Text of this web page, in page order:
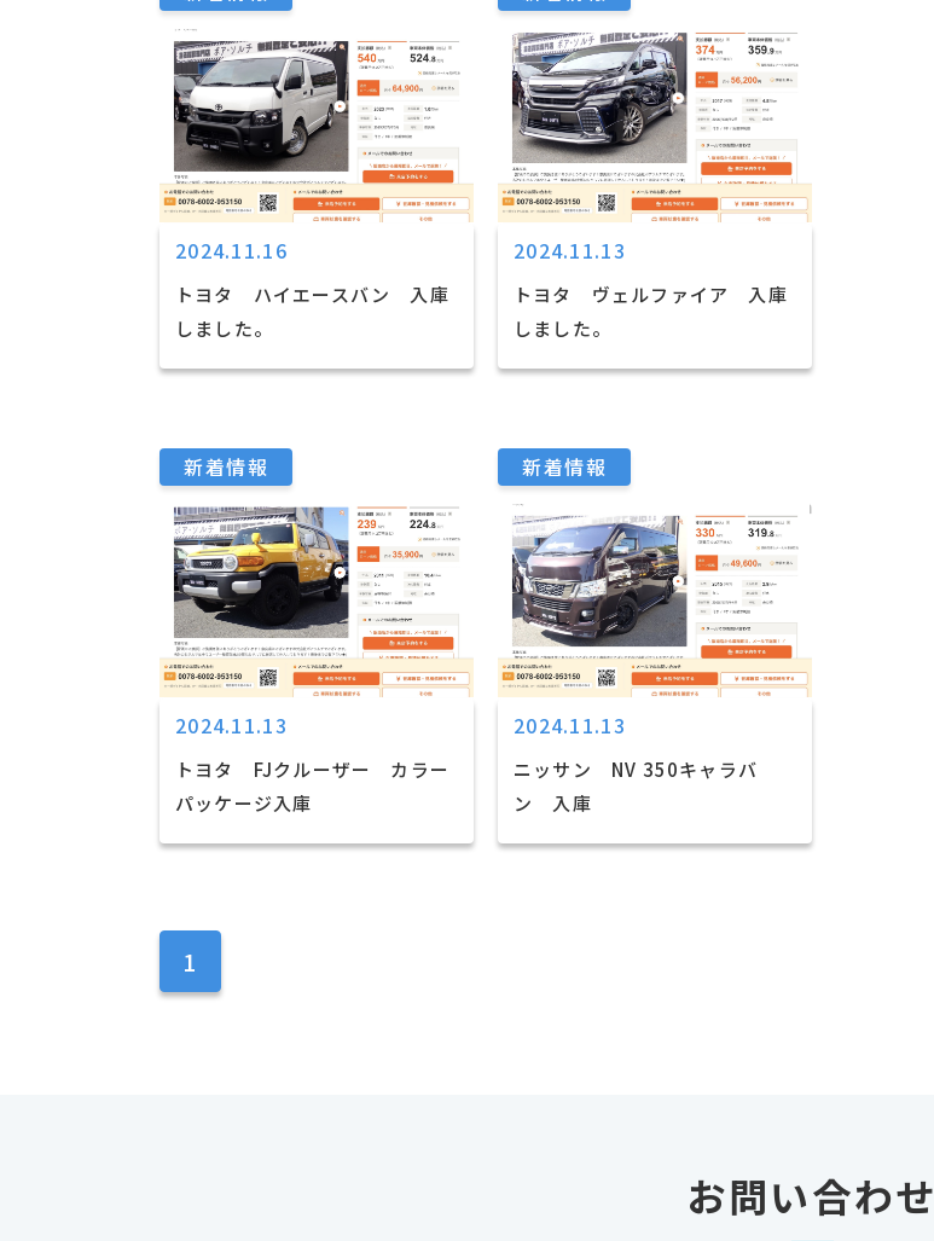
2024.11.16
トヨタ ハイエースバン 入庫
しました。
2024.11.13
トヨタ ヴェルファイア 入庫
しました。
新着情報
2024.11.13
トヨタ FJクルーザー カラー
パッケージ入庫
新着情報
2024.11.13
ニッサン NV 350キャラバ
ン 入庫
1
お問い合わせ